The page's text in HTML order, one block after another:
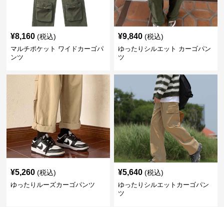
¥8,160 (税込)
マルチポケット ワイドカーゴパ
ンツ
¥9,840 (税込)
ゆったりシルエット カーゴパン
ツ
¥5,260 (税込)
ゆったりルーズカーゴパンツ
¥5,640 (税込)
ゆったりシルエットカーゴパン
ツ